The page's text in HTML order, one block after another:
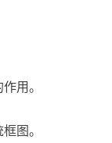
用。
图。